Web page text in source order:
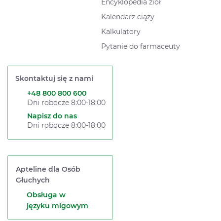
Encyklopedia ziół
Kalendarz ciąży
Kalkulatory
Pytanie do farmaceuty
Skontaktuj się z nami
+48 800 800 600
Dni robocze 8:00-18:00
Napisz do nas
Dni robocze 8:00-18:00
Apteline dla Osób
Głuchych
Obsługa w
języku migowym